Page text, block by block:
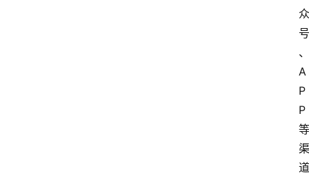
众
号
、
A
P
P
等
渠
道